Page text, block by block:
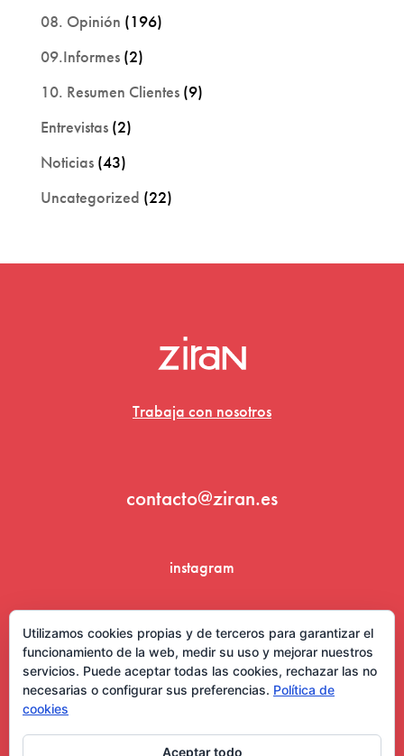
08. Opinión (196)
09.Informes(2)
10. Resumen Clientes(9)
Entrevistas(2)
Noticias(43)
Uncategorized (22)
Trabaja con nosotros
contacto@ziran.es
instagram
Utilizamos cookies propias y de terceros para garantizar el
funcionamiento de la web, medir su uso y mejorar nuestros
servicios. Puede aceptar todas las cookies, rechazar las no
necesarias o configurar sus preferencias. Política de
cookies
Aceptar todo